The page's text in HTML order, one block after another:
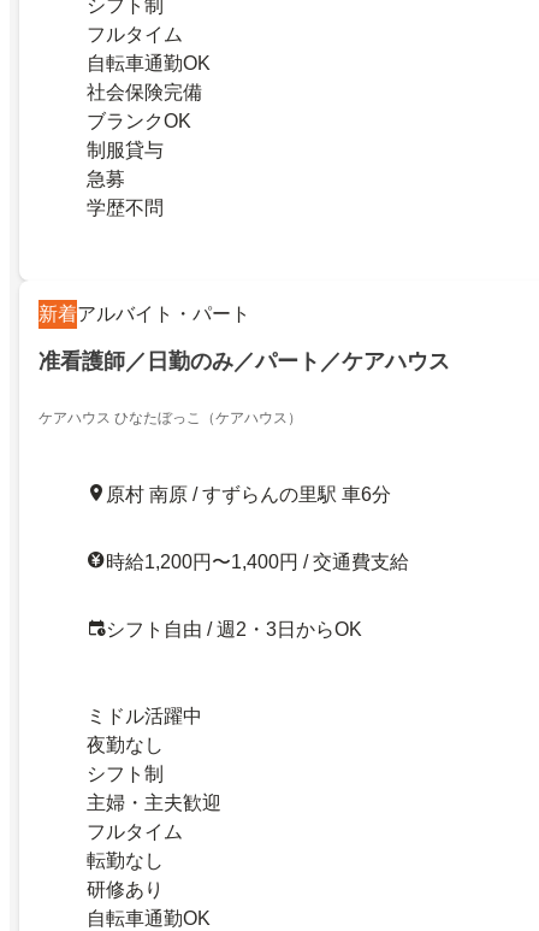
シフト制
フルタイム
自転車通勤OK
社会保険完備
ブランクOK
制服貸与
急募
学歴不問
新着アルバイト・パート
准看護師／日勤のみ／パート／ケアハウス
ケアハウス ひなたぼっこ（ケアハウス）
原村 南原 / すずらんの里駅 車6分
時給1,200円〜1,400円 / 交通費支給
シフト自由 / 週2・3日からOK
ミドル活躍中
夜勤なし
シフト制
主婦・主夫歓迎
フルタイム
転勤なし
研修あり
自転車通勤OK